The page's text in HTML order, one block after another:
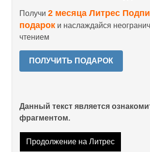
Получи 2 месяца Литрес
подарок и наслаждайся
чтением
ПОЛУЧИТЬ ПОДАРОК
Данный текст является
фрагментом.
Продолжение на Литрес